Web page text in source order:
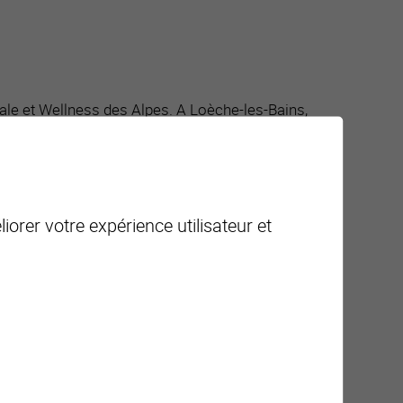
et Wellness des Alpes. A Loèche-les-Bains,
votre expérience utilisateur et